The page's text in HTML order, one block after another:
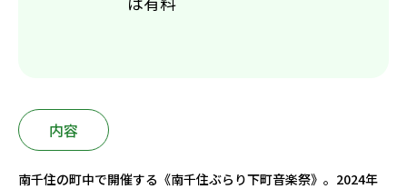
内容
南千住の町中で開催する《南千住ぶらり下町音楽祭》。2024年